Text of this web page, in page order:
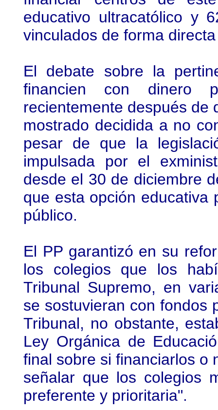
educativo ultracatólico y
vinculados de forma
El debate sobre la
financien con dinero
recientemente después de
mostrado decidida a no
pesar de que la
impulsada por el
desde el 30 de diciembre
que esta opción educativa
público.
El PP garantizó en su
los colegios que los
Tribunal Supremo, en
se sostuvieran con fondos
Tribunal, no obstante,
Ley Orgánica de
final sobre si financiarlos o
señalar que los colegios
preferente y prioritaria".